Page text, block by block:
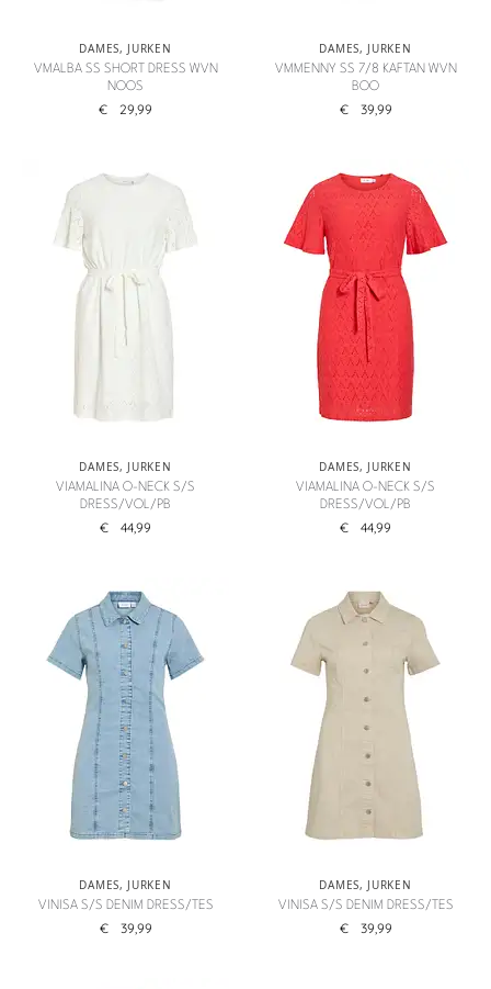
DAMES, JURKEN
VMALBA SS SHORT DRESS WVN
NOOS
€ 29,99
DAMES, JURKEN
VMMENNY SS 7/8 KAFTAN WVN
BOO
€ 39,99
DAMES, JURKEN
VIAMALINA O-NECK S/S
DRESS/VOL/PB
€ 44,99
DAMES, JURKEN
VIAMALINA O-NECK S/S
DRESS/VOL/PB
€ 44,99
DAMES, JURKEN
VINISA S/S DENIM DRESS/TES
€ 39,99
DAMES, JURKEN
VINISA S/S DENIM DRESS/TES
€ 39,99